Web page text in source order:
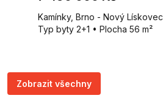
Kamínky, Brno - Nový Lískovec
Typ byty 2+1 • Plocha 56 m²
Zobrazit všechny